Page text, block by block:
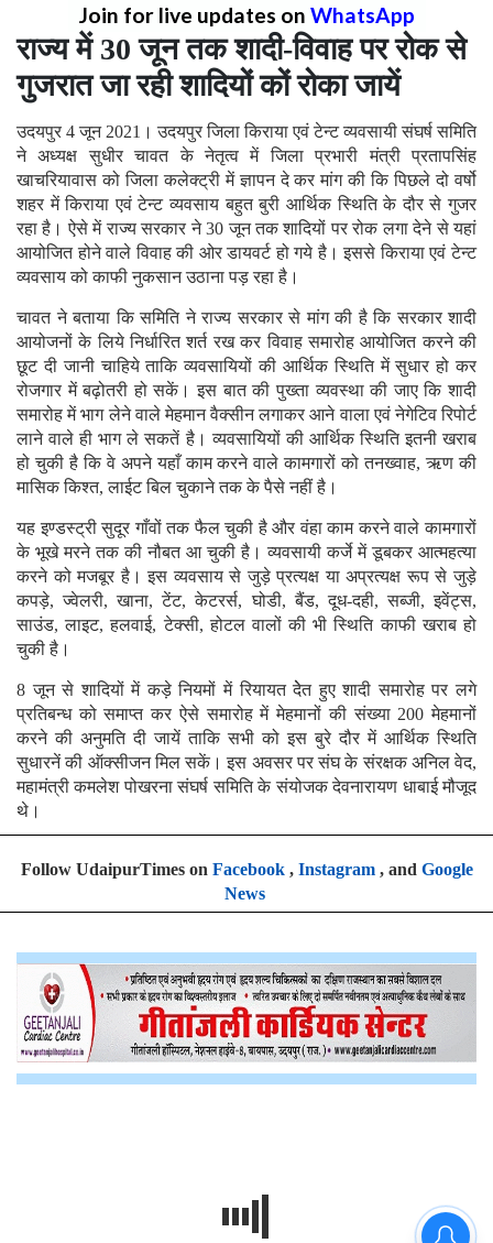
Join for live updates on WhatsApp
राज्य में 30 जून तक शादी-विवाह पर रोक से
गुजरात जा रही शादियों कों रोका जायें
उदयपुर 4 जून 2021। उदयपुर जिला किराया एवं टेन्ट व्यवसायी संघर्ष समिति
ने अध्यक्ष सुधीर चावत के नेतृत्व में जिला प्रभारी मंत्री प्रतापसिंह
खाचरियावास को जिला कलेक्ट्री में ज्ञापन दे कर मांग की कि पिछले दो वर्षो
शहर में किराया एवं टेन्ट व्यवसाय बहुत बुरी आर्थिक स्थिति के दौर से गुजर
रहा है। ऐसे में राज्य सरकार ने 30 जून तक शादियों पर रोक लगा देने से यहां
आयोजित होने वाले विवाह की ओर डायवर्ट हो गये है। इससे किराया एवं टेन्ट
व्यवसाय को काफी नुकसान उठाना पड़ रहा है।
चावत ने बताया कि समिति ने राज्य सरकार से मांग की है कि सरकार शादी
आयोजनों के लिये निर्धारित शर्त रख कर विवाह समारोह आयोजित करने की
छूट दी जानी चाहिये ताकि व्यवसायियों की आर्थिक स्थिति में सुधार हो कर
रोजगार में बढ़ोतरी हो सकें। इस बात की पुख्ता व्यवस्था की जाए कि शादी
समारोह में भाग लेने वाले मेहमान वैक्सीन लगाकर आने वाला एवं नेगेटिव रिपोर्ट
लाने वाले ही भाग ले सकतें है। व्यवसायियों की आर्थिक स्थिति इतनी खराब
हो चुकी है कि वे अपने यहाँ काम करने वाले कामगारों को तनख्वाह, ऋण की
मासिक किश्त, लाईट बिल चुकाने तक के पैसे नहीं है।
यह इण्डस्ट्री सुदूर गाँवों तक फैल चुकी है और वंहा काम करने वाले कामगारों
के भूखे मरने तक की नौबत आ चुकी है। व्यवसायी कर्जे में डूबकर आत्महत्या
करने को मजबूर है। इस व्यवसाय से जुड़े प्रत्यक्ष या अप्रत्यक्ष रूप से जुड़े
कपड़े, ज्वेलरी, खाना, टेंट, केटरर्स, घोडी, बैंड, दूध-दही, सब्जी, इवेंट्स,
साउंड, लाइट, हलवाई, टेक्सी, होटल वालों की भी स्थिति काफी खराब हो
चुकी है।
8 जून से शादियों में कड़े नियमों में रियायत देेत हुए शादी समारोह पर लगे
प्रतिबन्ध को समाप्त कर ऐसे समारोह में मेहमानों की संख्या 200 मेहमानों
करने की अनुमति दी जायें ताकि सभी को इस बुरे दौर में आर्थिक स्थिति
सुधारनें की ऑक्सीजन मिल सकें। इस अवसर पर संघ के संरक्षक अनिल वेद,
महामंत्री कमलेश पोखरना संघर्ष समिति के संयोजक देवनारायण धाबाई मौजूद
थे।
Follow UdaipurTimes on Facebook, Instagram, and Google
News